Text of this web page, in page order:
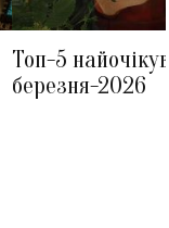
Топ-5
березня-2026